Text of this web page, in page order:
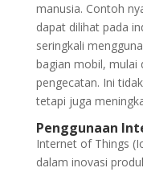
manusia. Contoh
dapat dilihat pada
seringkali
bagian mobil, mulai
pengecatan. Ini
tetapi juga
Penggunaan
Internet of Things
dalam inovasi